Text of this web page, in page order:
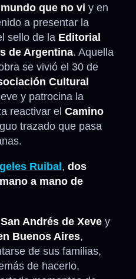
que no vi y en
a presentar la
sello de la Editorial
de Argentina. Aquella
se vivió el 30 de
Cultural
y patrocina la
reactivar el Camino
trazado que pasa
Ruibal , dos
a mano de
San Andrés de Xeve y
Buenos Aires,
de sus familias,
de hacerlo,